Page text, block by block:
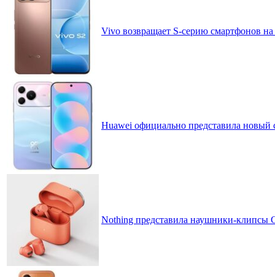
Vivo возвращает S-серию смартфонов
Huawei официально представила
Nothing представила наушники-клипсы